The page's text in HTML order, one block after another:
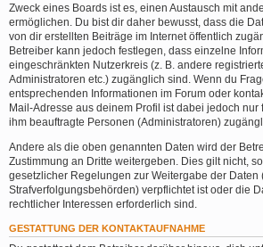
Zweck eines Boards ist es, einen Austausch mit
ermöglichen. Du bist dir daher bewusst, dass die
von dir erstellten Beiträge im Internet öffentlich
Betreiber kann jedoch festlegen, dass einzelne
eingeschränkten Nutzerkreis (z. B. andere
Administratoren etc.) zugänglich sind. Wenn du
entsprechenden Informationen im Forum oder
Mail-Adresse aus deinem Profil ist dabei jedoch nur
ihm beauftragte Personen (Administratoren)
Andere als die oben genannten Daten wird der
Zustimmung an Dritte weitergeben. Dies gilt nicht,
gesetzlicher Regelungen zur Weitergabe der Daten
Strafverfolgungsbehörden) verpflichtet ist oder die
rechtlicher Interessen erforderlich sind.
GESTATTUNG DER KONTAKTAUFNAHME